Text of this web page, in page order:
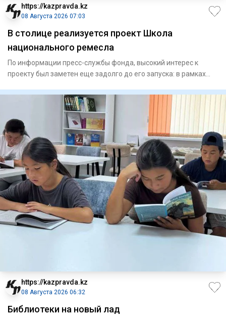
https://kazpravda.kz
08 Августа 2026 07:03
В столице реализуется проект Школа
национального ремесла
По информации пресс-службы фонда, высокий интерес к
проекту был заметен еще задолго до его запуска: в рамках
https://kazpravda.kz
08 Августа 2026 06:32
Библиотеки на новый лад